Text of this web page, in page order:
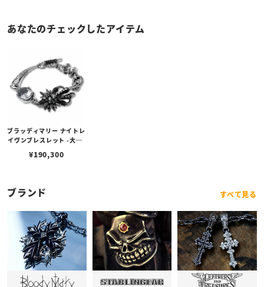
あなたのチェックしたアイテム
ブラッディマリー ナイトレ
イヴンブレスレット -大烏-
¥190,300
ブランド すべて見る